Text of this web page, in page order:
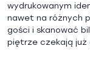
wydrukowanym
nawet na różnych
gości i skanować
piętrze czekają